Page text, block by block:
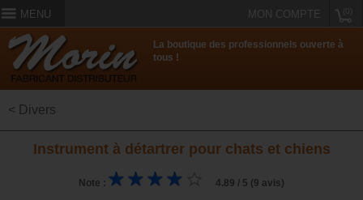
MENU MON COMPTE
La boutique des professionnels ouverte à
tous !
< Divers
Instrument à détartrer pour chats et chiens
Note : 4.89 / 5 (9 avis)